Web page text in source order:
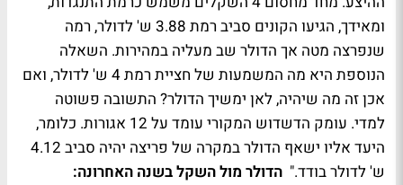
ומאידך, הגיעו הקונים סביב רמת 3.88 ש' לדולר, רמה
שנפרצה מטה אך הדולר שב מעליה במהירות. השאלה
הנוספת היא מה המשמעות של חציית רמת 4 ש' לדולר, ואם
אכן זה מה שיהיה, לאן ימשיך הדולר? התשובה פשוטה
למדי. עומק הדשדוש המקורי עומד על 12 אגורות. כלומר,
היעד אליו ישאף הדולר במקרה של פריצה יהיה סביב 4.12
ש' לדולר בודד." הדולר מול השקל בשנה האחרונה: